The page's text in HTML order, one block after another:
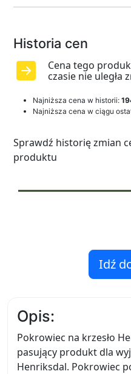
Historia cen
Cena tego
czasie nie uległa
Najniższa cena w historii:
Najniższa cena w ciągu
Sprawdź historię zmian
produktu
Idź
Opis:
Pokrowiec na krzesło
pasujący produkt dla
Henriksdal. Pokrowiec